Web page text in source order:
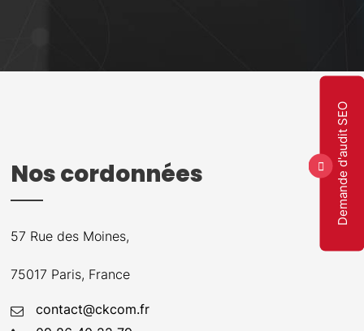
Demande d'audit SEO
Nos cordonnées
57 Rue des Moines,
75017 Paris, France
contact@ckcom.fr